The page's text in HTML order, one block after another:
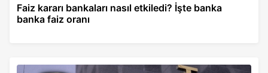
Faiz kararı bankaları nasıl etkiledi? İşte banka
banka faiz oranı